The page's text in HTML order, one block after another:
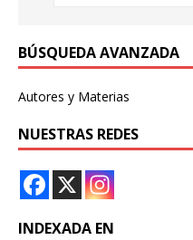
BÚSQUEDA AVANZADA
Autores y Materias
NUESTRAS REDES
INDEXADA EN